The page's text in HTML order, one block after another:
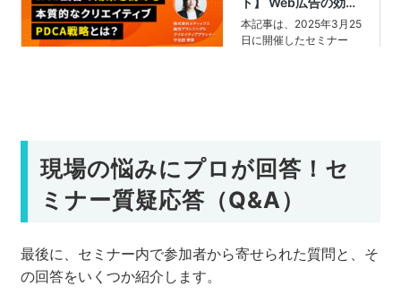
現場の悩みにプロが回答！セ
ミナー質疑応答（Q&A）
最後に、セミナー内で参加者から寄せられた質問と、そ
の回答をいくつか紹介します。